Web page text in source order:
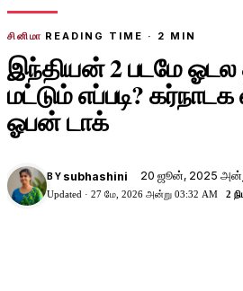
சினிமா READING TIME · 2 MIN
இந்தியன் 2 படமே
மட்டும் எப்படி?
ஓபன் டாக்
BY subhashini 20 ஜூன், 2025
Updated · 27 மே, 2026 அன்று 03:32 AM 2